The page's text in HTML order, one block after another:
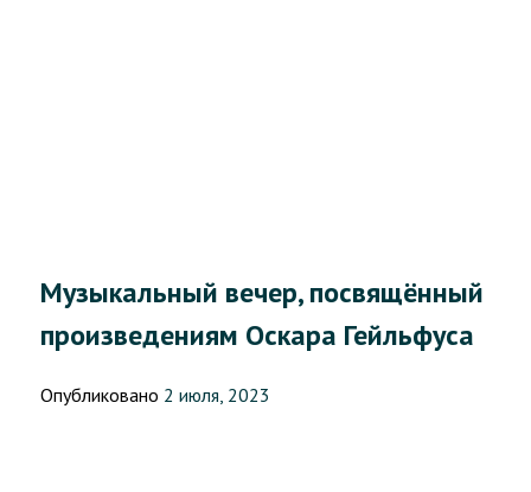
Музыкальный вечер, посвящённый
произведениям Оскара Гейльфуса
Опубликовано 2 июля, 2023